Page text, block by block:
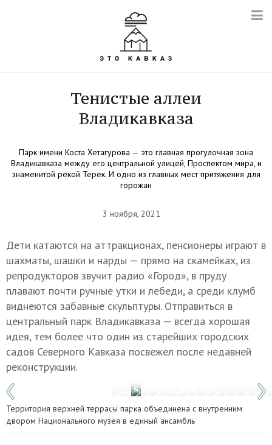
Тенистые аллеи
Владикавказа
Парк имени Коста Хетагурова — это главная прогулочная зона
Владикавказа между его центральной улицей, Проспектом мира, и
знаменитой рекой Терек. И одно из главных мест притяжения для
горожан
3 ноября, 2021
Дети катаются на аттракционах, пенсионеры играют в
шахматы, шашки и нарды — прямо на скамейках, из
репродукторов звучит радио «Город», в пруду
плавают почти ручные утки и лебеди, а среди клумб
виднеются забавные скульптуры. Отправиться в
центральный парк Владикавказа — всегда хорошая
идея, тем более что один из старейших городских
садов Северного Кавказа посвежел после недавней
реконструкции.
Фото: Ольга Юнашева
1 / 25
Территория верхней террасы парка объединена с внутренним
двором Национального музея в единый ансамбль